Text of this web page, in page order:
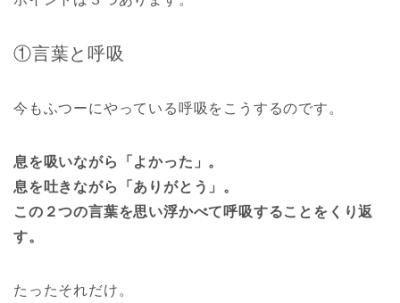
①言葉と呼吸
今もふつーにやっている呼吸をこうするのです。
息を吸いながら「よかった」。
息を吐きながら「ありがとう」。
この２つの言葉を思い浮かべて呼吸することをくり返
す。
たったそれだけ。